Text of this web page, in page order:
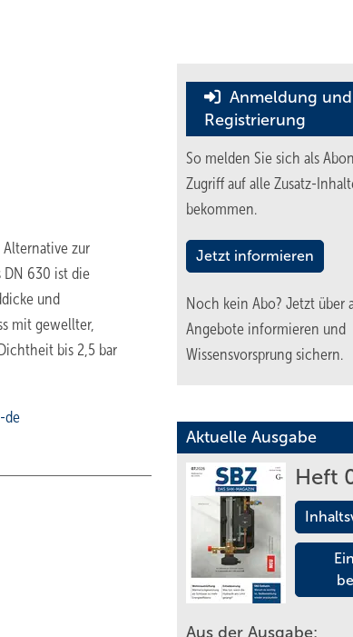
zur
DN 630 ist die
und
mit gewellter,
bis 2,5 bar
de
Anmeldung und
Registrierung
So melden Sie sich als
Zugriff auf alle Zusatz-
bekommen.
Jetzt informieren
Noch kein Abo? Jetzt über
Angebote informieren und
Wissensvorsprung sichern.
Aktuelle Ausgabe
Heft
Aus der Ausgabe: